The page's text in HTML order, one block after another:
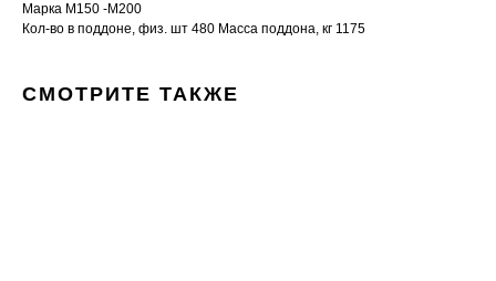
Марка М150 -М200
Кол-во в поддоне, физ. шт 480 Масса поддона, кг 1175
СМОТРИТЕ ТАКЖЕ